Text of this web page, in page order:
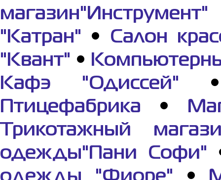
магазин"Инструмент"
"Катран" • Салон
"Квант" •
Кафэ "Одиссей"
Птицефабрика •
Трикотажный
одежды"Пани Софи"